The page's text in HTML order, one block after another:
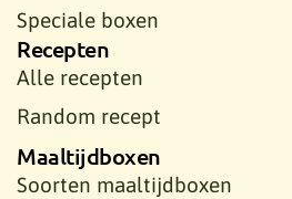
Speciale boxen
Recepten
Alle recepten
Random recept
Maaltijdboxen
Soorten maaltijdboxen